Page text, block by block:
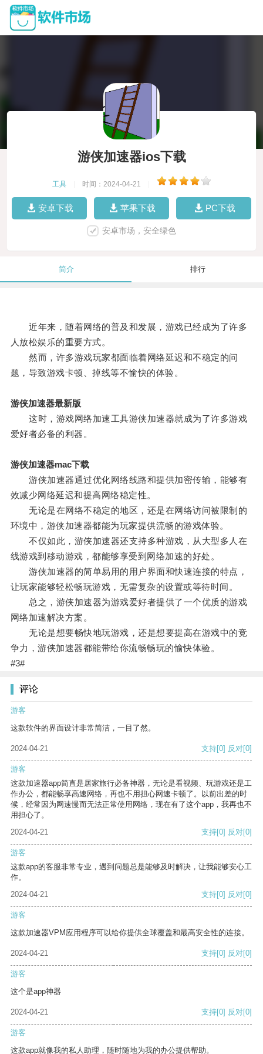
游侠加速器ios下载
工具 时间：2024-04-21
安卓下载 苹果下载 PC下载
安卓市场，安全绿色
简介 排行
近年来，随着网络的普及和发展，游戏已经成为了许多
人放松娱乐的重要方式。
然而，许多游戏玩家都面临着网络延迟和不稳定的问
题，导致游戏卡顿、掉线等不愉快的体验。
游侠加速器最新版
这时，游戏网络加速工具游侠加速器就成为了许多游戏
爱好者必备的利器。
游侠加速器mac下载
游侠加速器通过优化网络线路和提供加密传输，能够有
效减少网络延迟和提高网络稳定性。
无论是在网络不稳定的地区，还是在网络访问被限制的
环境中，游侠加速器都能为玩家提供流畅的游戏体验。
不仅如此，游侠加速器还支持多种游戏，从大型多人在
线游戏到移动游戏，都能够享受到网络加速的好处。
游侠加速器的简单易用的用户界面和快速连接的特点，
让玩家能够轻松畅玩游戏，无需复杂的设置或等待时间。
总之，游侠加速器为游戏爱好者提供了一个优质的游戏
网络加速解决方案。
无论是想要畅快地玩游戏，还是想要提高在游戏中的竞
争力，游侠加速器都能带给你流畅畅玩的愉快体验。
#3#
评论
游客
这款软件的界面设计非常简洁，一目了然。
2024-04-21 支持[0] 反对[0]
游客
这款加速器app简直是居家旅行必备神器，无论是看视频、玩游戏还是工
作办公，都能畅享高速网络，再也不用担心网速卡顿了。以前出差的时
候，经常因为网速慢而无法正常使用网络，现在有了这个app，我再也不
用担心了。
2024-04-21
支持[0] 反对[0]
游客
这款app的客服非常专业，遇到问题总是能够及时解决，让我能够安心工
作。
2024-04-21
支持[0] 反对[0]
游客
这款加速器VPM应用程序可以给你提供全球覆盖和最高安全性的连接。
2024-04-21 支持[0] 反对[0]
游客
这个是app神器
2024-04-21 支持[0] 反对[0]
游客
这款app就像我的私人助理，随时随地为我的办公提供帮助。